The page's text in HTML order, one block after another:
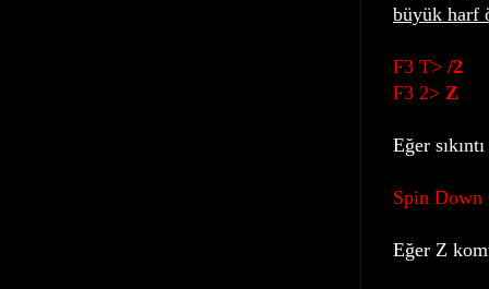
büyük harf
F3 T> /2
F3 2> Z
Eğer
Spin Down
Eğer Z